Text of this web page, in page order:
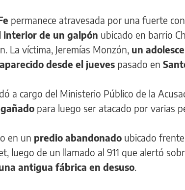
permanece atravesada por una fuerte
interior de un galpón ubicado en barrio
La víctima, Jeremías Monzón, un
desde el jueves pasado en
a cargo del Ministerio Público de la
para luego ser atacado por varias
en un predio abandonado ubicado
luego de un llamado al 911 que alertó
antigua fábrica en desuso.